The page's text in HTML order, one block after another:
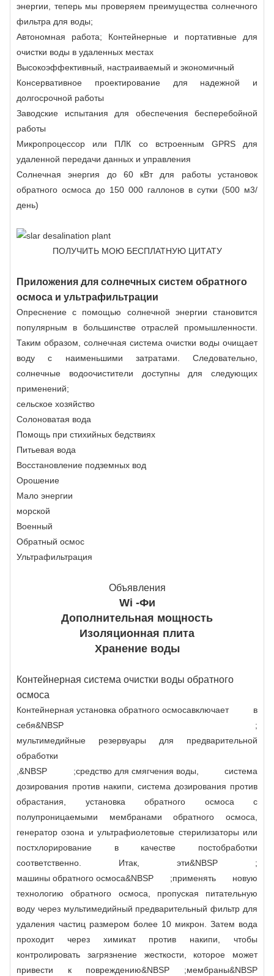
энергии, теперь мы проверяем преимущества солнечного
фильтра для воды;
Автономная работа; Контейнерные и портативные для
очистки воды в удаленных местах
Высокоэффективный, настраиваемый и экономичный
Консервативное проектирование для надежной и
долгосрочной работы
Заводские испытания для обеспечения бесперебойной
работы
Микропроцессор или ПЛК со встроенным GPRS для
удаленной передачи данных и управления
Солнечная энергия до 60 кВт для работы установок
обратного осмоса до 150 000 галлонов в сутки (500 м3/
день)
ПОЛУЧИТЬ МОЮ БЕСПЛАТНУЮ ЦИТАТУ
Приложения для солнечных систем обратного
осмоса и ультрафильтрации
Опреснение с помощью солнечной энергии становится
популярным в большинстве отраслей промышленности.
Таким образом, солнечная система очистки воды очищает
воду с наименьшими затратами. Следовательно,
солнечные водоочистители доступны для следующих
применений;
сельское хозяйство
Солоноватая вода
Помощь при стихийных бедствиях
Питьевая вода
Восстановление подземных вод
Орошение
Мало энергии
морской
Военный
Обратный осмос
Ультрафильтрация
Объявления
Wi -Фи
Дополнительная мощность
Изоляционная плита
Хранение воды
Контейнерная система очистки воды обратного
осмоса
Контейнерная установка обратного осмосавключает в
себя&NBSP ;
мультимедийные резервуары для предварительной
обработки
,&NBSP ;средство для смягчения воды , система
дозирования против накипи, система дозирования против
обрастания, установка обратного осмоса с
полупроницаемыми мембранами обратного осмоса,
генератор озона и ультрафиолетовые стерилизаторы или
постхлорирование в качестве постобработки
соответственно. Итак, эти&NBSP ;
машины обратного осмоса&NBSP ;применять новую
технологию обратного осмоса, пропуская питательную
воду через мультимедийный предварительный фильтр для
удаления частиц размером более 10 микрон. Затем вода
проходит через химикат против накипи, чтобы
контролировать загрязнение жесткости, которое может
привести к повреждению&NBSP ;мембраны&NBSP